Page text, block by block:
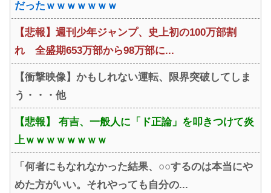
だったｗｗｗｗｗｗｗ
【悲報】週刊少年ジャンプ、史上初の100万部割
れ 全盛期653万部から98万部に...
【衝撃映像】かもしれない運転、限界突破してしま
う・・・他
【悲報】 有吉、一般人に「ド正論」を叩きつけて炎
上ｗｗｗｗｗｗｗｗ
「何者にもなれなかった結果、○○するのは本当にや
めた方がいい。それやっても自分の...